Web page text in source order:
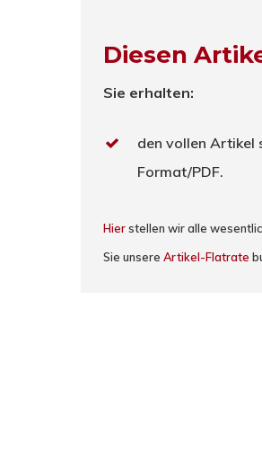
Diesen
Sie erhalten:
den vollen Artikel
Format/PDF.
Hierstellen wir alle
Sie unsere Artikel-Flatrate